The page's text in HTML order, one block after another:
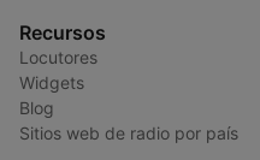
Recursos
Locutores
Widgets
Blog
Sitios web de radio por país